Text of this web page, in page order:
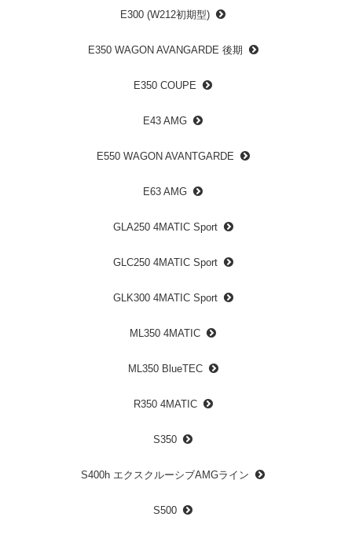
E300 (W212初期型)
E350 WAGON AVANGARDE 後期
E350 COUPE
E43 AMG
E550 WAGON AVANTGARDE
E63 AMG
GLA250 4MATIC Sport
GLC250 4MATIC Sport
GLK300 4MATIC Sport
ML350 4MATIC
ML350 BlueTEC
R350 4MATIC
S350
S400h エクスクルーシブAMGライン
S500